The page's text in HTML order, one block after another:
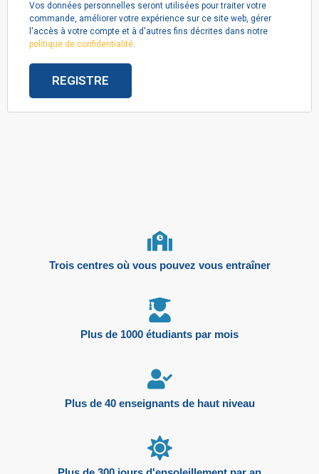
Vos données personnelles seront utilisées pour traiter votre
commande, améliorer votre expérience sur ce site web, gérer
l'accès à votre compte et à d'autres fins décrites dans notre
politique de confidentialité.
REGISTRE
Trois centres où vous pouvez vous entraîner
Plus de 1000 étudiants par mois
Plus de 40 enseignants de haut niveau